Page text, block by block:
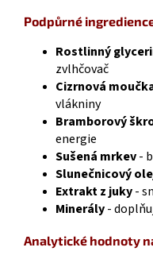
Podpůrné
Rostlinný
zvlhčovač
Cizrnová
vlákniny
Bramborový
energie
Sušená mrkev-
Slunečnicový
Extrakt z juky-
Minerály-
Analytické hodnoty